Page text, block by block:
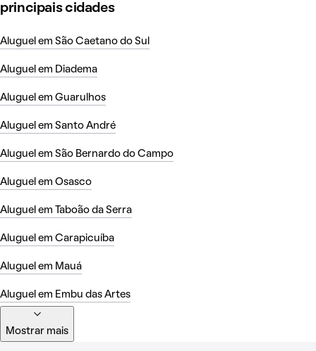
principais cidades
Aluguel em São Caetano do Sul
Aluguel em Diadema
Aluguel em Guarulhos
Aluguel em Santo André
Aluguel em São Bernardo do Campo
Aluguel em Osasco
Aluguel em Taboão da Serra
Aluguel em Carapicuíba
Aluguel em Mauá
Aluguel em Embu das Artes
Mostrar mais